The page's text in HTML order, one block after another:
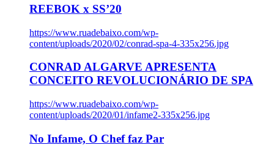
REEBOK x SS’20
https://www.ruadebaixo.com/wp-
content/uploads/2020/02/conrad-spa-4-335x256.jpg
CONRAD ALGARVE APRESENTA
CONCEITO REVOLUCIONÁRIO DE SPA
https://www.ruadebaixo.com/wp-
content/uploads/2020/01/infame2-335x256.jpg
No Infame, O Chef faz Par